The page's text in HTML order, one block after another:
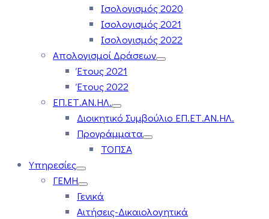
Ισολογισμός 2020
Ισολογισμός 2021
Ισολογισμός 2022
Απολογισμοί Δράσεων
Έτους 2021
Έτους 2022
ΕΠ.ΕΤ.ΑΝ.ΗΛ.
Διοικητικό Συμβούλιο ΕΠ.ΕΤ.ΑΝ.ΗΛ.
Προγράμματα
ΤΟΠΣΑ
Υπηρεσίες
ΓΕΜΗ
Γενικά
Αιτήσεις-Δικαιολογητικά